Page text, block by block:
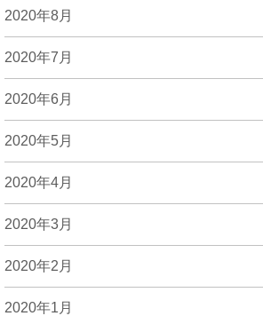
2020年8月
2020年7月
2020年6月
2020年5月
2020年4月
2020年3月
2020年2月
2020年1月